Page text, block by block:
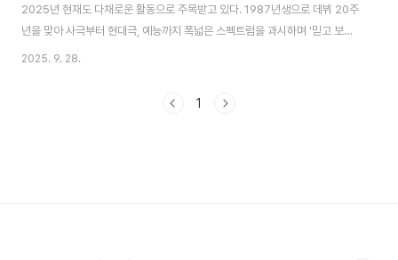
2025년 현재도 다채로운 활동으로 주목받고 있다. 1987년생으로 데뷔 20주
년을 맞아 사극부터 현대극, 예능까지 폭넓은 스펙트럼을 과시하며 '믿고 보는
배우'로 자리매김했다. 2005년 드라마 '사랑은 기적이 필요해'로 데뷔한 이래
한 인상을 남겼다. 특히 사극 '뿌리 깊은 나무'(2011)와 '동이'(2010)에서 조선
2025. 9. 28.
1